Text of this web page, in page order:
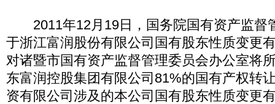
2011年12月19日，国务院国有资产监督
于浙江富润股份有限公司国有股东性质变更
对诸暨市国有资产监督管理委员会办公室将
东富润控股集团有限公司81%的国有产权转
资有限公司涉及的本公司国有股东性质变更